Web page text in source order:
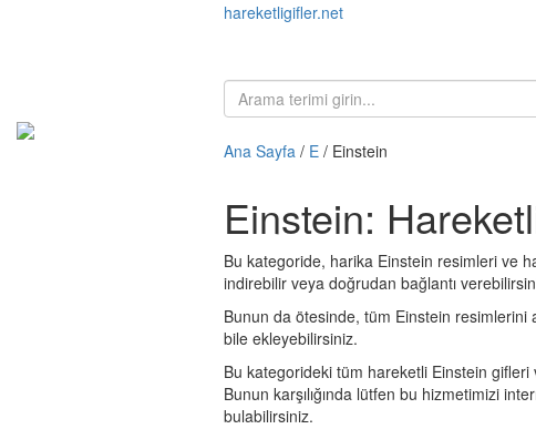
hareketligifler.net
Ana Sayfa / E / Einstein
Einstein:
Bu kategoride, harika Einstein resimleri ve
indirebilir veya doğrudan bağlantı
Bunun da ötesinde, tüm Einstein resimlerini
bile ekleyebilirsiniz.
Bu kategorideki tüm hareketli Einstein
Bunun karşılığında lütfen bu hizmetimizi
bulabilirsiniz.